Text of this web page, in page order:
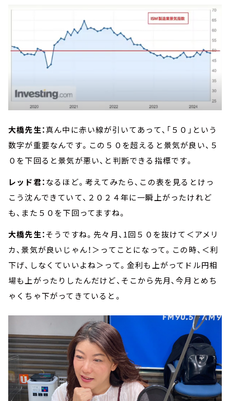
大橋先生：真ん中に赤い線が引いてあって、「５０」という
数字が重要なんです。この５０を超えると景気が良い、５
０を下回ると景気が悪い、と判断できる指標です。
レッド君： なるほど。考えてみたら、この表を見るとけっ
こう沈んできていて、２０２４年に一瞬上がったけれど
も、また５０を下回ってますね。
大橋先生：そうですね。先々月、1回５０を抜けて＜アメリ
カ、景気が良いじゃん！＞ってことになって。この時、＜利
下げ、しなくていいよね＞って。金利も上がってドル円相
場も上がったりしたんだけど、そこから先月、今月とめち
ゃくちゃ下がってきていると。